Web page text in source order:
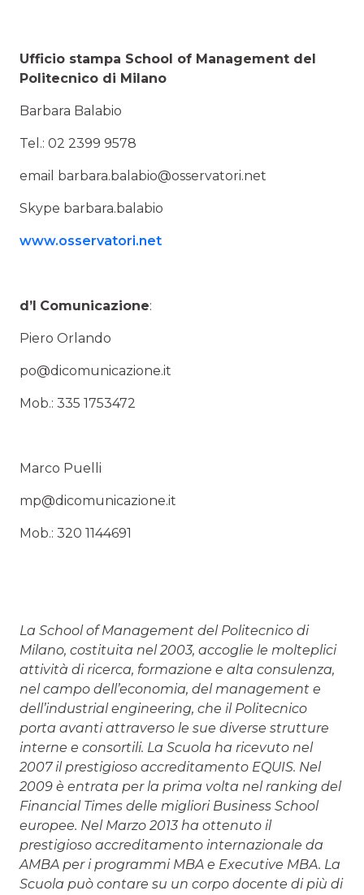
Ufficio stampa School of Management del
Politecnico di Milano
Barbara Balabio
Tel.: 02 2399 9578
email barbara.balabio@osservatori.net
Skype barbara.balabio
www.osservatori.net
d’I Comunicazione:
Piero Orlando
po@dicomunicazione.it
Mob.: 335 1753472
Marco Puelli
mp@dicomunicazione.it
Mob.: 320 1144691
La School of Management del Politecnico di
Milano, costituita nel 2003, accoglie le molteplici
attività di ricerca, formazione e alta consulenza,
nel campo dell’economia, del management e
dell’industrial engineering, che il Politecnico
porta avanti attraverso le sue diverse strutture
interne e consortili. La Scuola ha ricevuto nel
2007 il prestigioso accreditamento EQUIS. Nel
2009 è entrata per la prima volta nel ranking del
Financial Times delle migliori Business School
europee. Nel Marzo 2013 ha ottenuto il
prestigioso accreditamento internazionale da
AMBA per i programmi MBA e Executive MBA. La
Scuola può contare su un corpo docente di più di